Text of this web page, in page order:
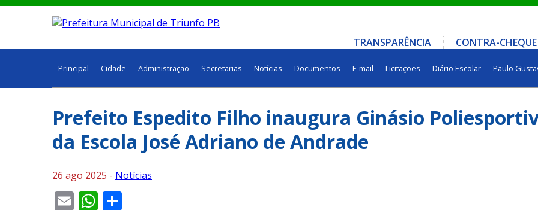
TRANSPARÊNCIA CONTRA-
Principal Cidade Administração Secretarias Notícias Documentos E-mail Licitações Diário Escolar Paulo
Prefeito Espedito Filho inaugura Ginásio
da Escola José Adriano de Andrade
26 ago 2025 - Notícias
EmailWhatsApp